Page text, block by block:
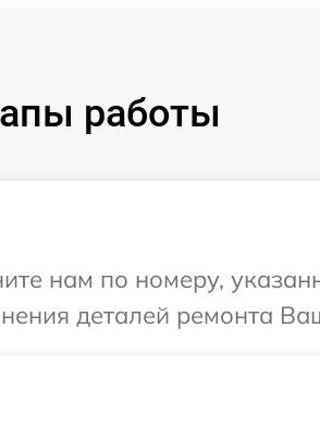
работы
нам по номеру,
деталей ремонта